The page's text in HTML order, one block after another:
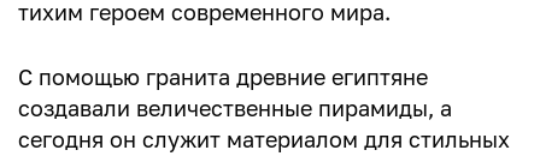
тихим героем современного мира.
С помощью гранита древние египтяне
создавали величественные пирамиды, а
сегодня он служит материалом для стильных